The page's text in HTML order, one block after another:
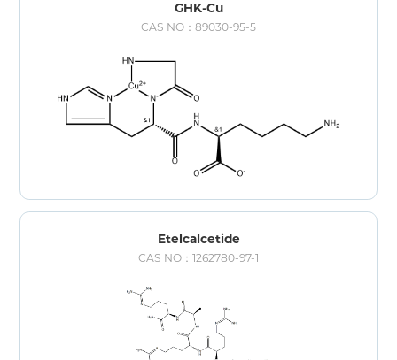
GHK-Cu
CAS NO：89030-95-5
Etelcalcetide
CAS NO：1262780-97-1